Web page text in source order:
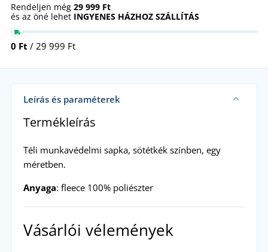
Rendeljen még 29 999 Ft
és az öné lehet INGYENES HÁZHOZ SZÁLLÍTÁS
0 Ft / 29 999 Ft
Leírás és paraméterek
Termékleírás
Téli munkavédelmi sapka, sötétkék színben, egy
méretben.
Anyaga: fleece 100% poliészter
Vásárlói vélemények